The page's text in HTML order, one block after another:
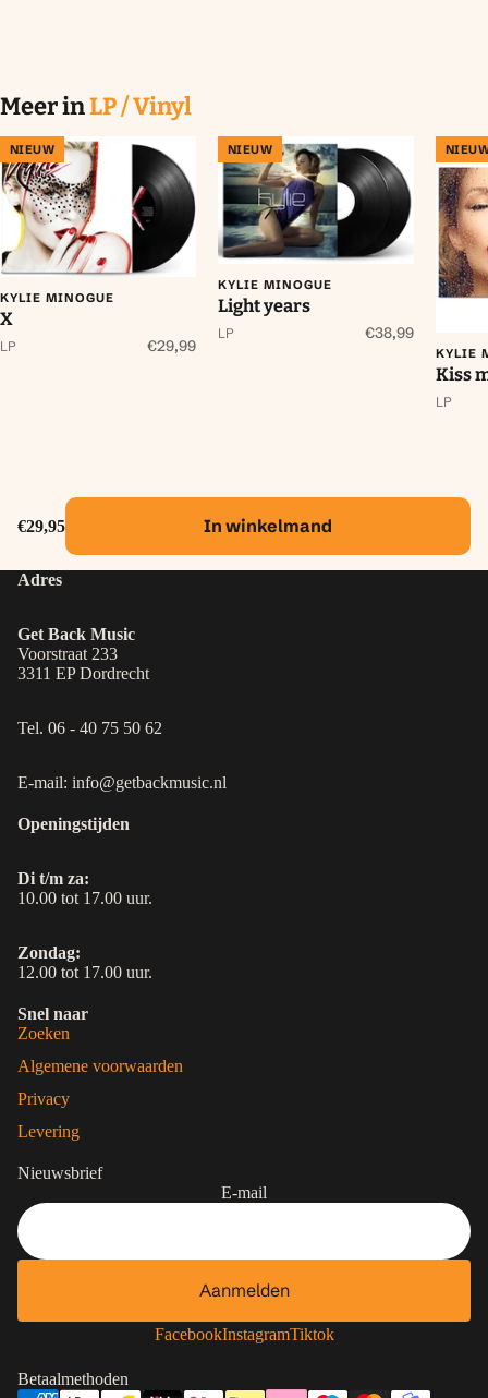
Meer inLP / Vinyl
NIEUW
KYLIE MINOGUE
X
LP €29,99
NIEUW
KYLIE MINOGUE
Light years
LP €38,99
KYLIE
Kiss
LP
€29,95 In winkelmand
Adres
Get Back Music
Voorstraat 233
3311 EP Dordrecht
Tel. 06 - 40 75 50 62
E-mail: info@getbackmusic.nl
Openingstijden
Di t/m za:
10.00 tot 17.00 uur.
Zondag:
12.00 tot 17.00 uur.
Snel naar
Zoeken
Algemene voorwaarden
Privacy
Levering
Nieuwsbrief
E-mail
Aanmelden
FacebookInstagramTiktok
Betaalmethoden
Privacybeleid
Algemene voorwaarden